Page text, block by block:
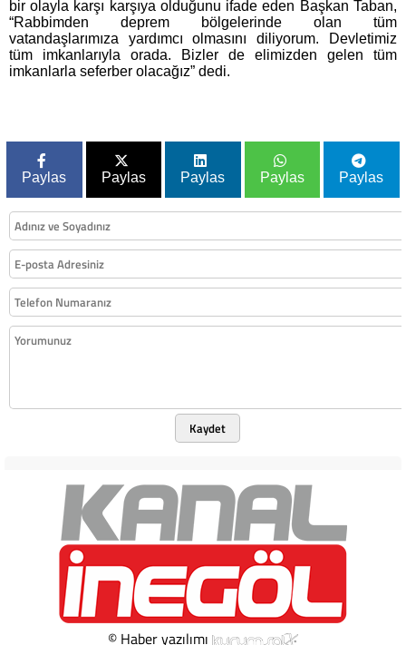
bir olayla karşı karşıya olduğunu ifade eden Başkan Taban,
“Rabbimden deprem bölgelerinde olan tüm
vatandaşlarımıza yardımcı olmasını diliyorum. Devletimiz
tüm imkanlarıyla orada. Bizler de elimizden gelen tüm
imkanlarla seferber olacağız” dedi.
Paylas Paylas Paylas Paylas Paylas
Kaydet
© Haber yazılımı